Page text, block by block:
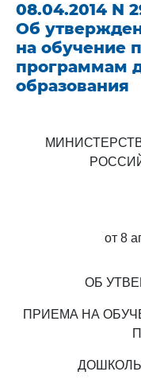
08.04.2014 N
Об
на обучение
программам
образования
от 8
ОБ
ПРИЕМА НА